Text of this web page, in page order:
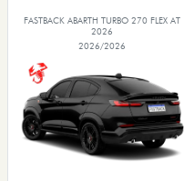
FASTBACK ABARTH TURBO 270 FLEX AT
2026
2026/2026